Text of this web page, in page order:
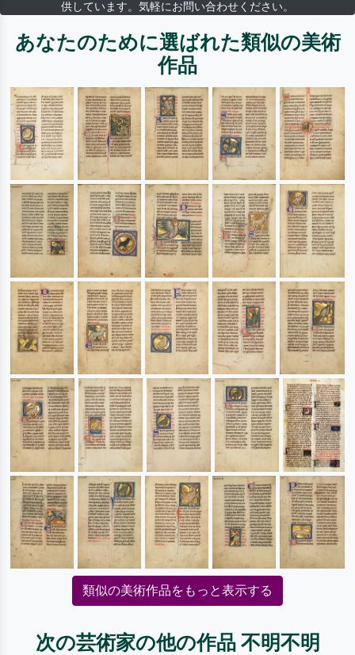
供しています。気軽にお問い合わせください。
あなたのために選ばれた類似の美術
作品
類似の美術作品をもっと表示する
次の芸術家の他の作品 不明不明